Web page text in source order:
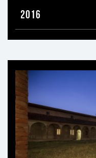
2016
Ti
può
interessare